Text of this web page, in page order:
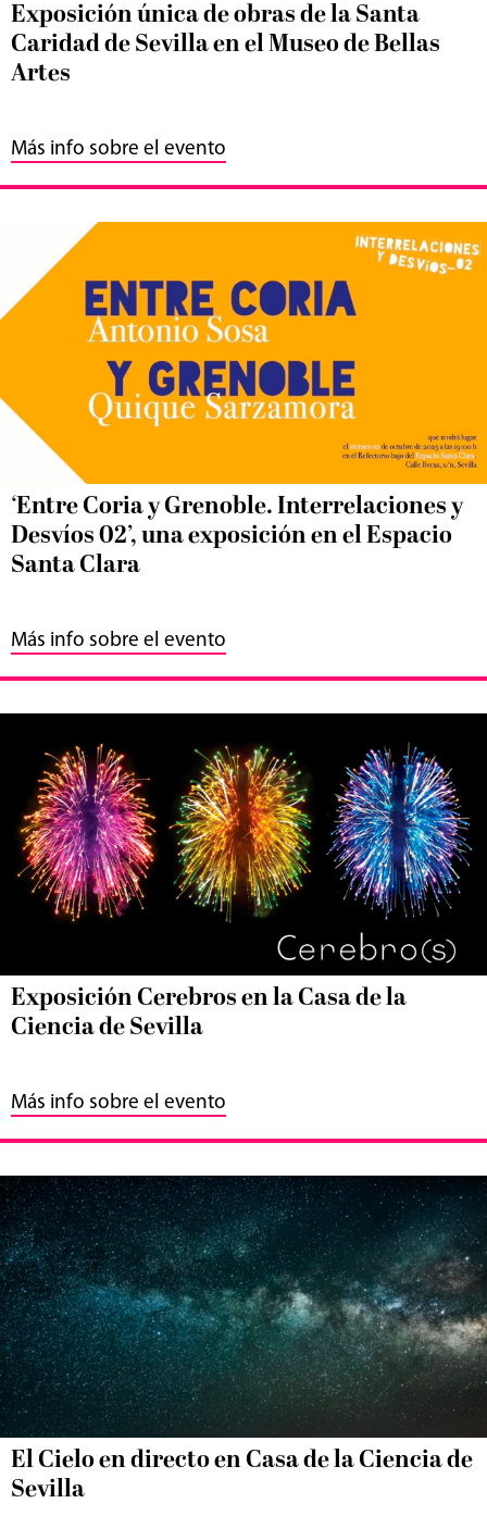
Exposición única de obras de la Santa
Caridad de Sevilla en el Museo de Bellas
Artes
Más info sobre el evento
‘Entre Coria y Grenoble. Interrelaciones y
Desvíos 02’, una exposición en el Espacio
Santa Clara
Más info sobre el evento
Exposición Cerebros en la Casa de la
Ciencia de Sevilla
Más info sobre el evento
El Cielo en directo en Casa de la Ciencia de
Sevilla